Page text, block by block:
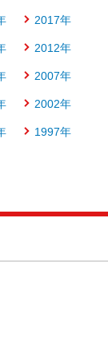
2017年
2012年
2007年
2002年
1997年